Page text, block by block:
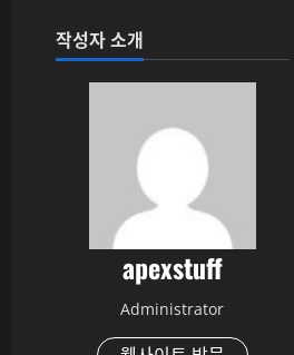
작성자 소개
apexstuff
Administrator